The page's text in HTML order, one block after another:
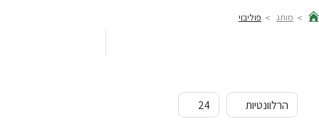
מותג פוליבוי